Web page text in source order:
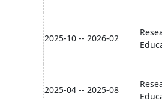
2025-10 -- 2026-02
2025-04 -- 2025-08